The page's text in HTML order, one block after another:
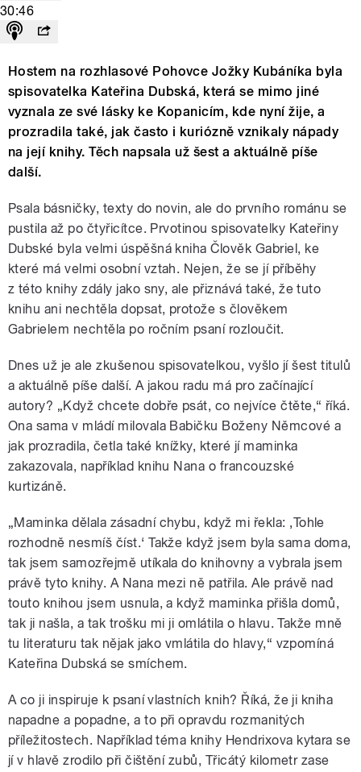
30:46
Hostem na rozhlasové Pohovce Jožky Kubáníka byla
spisovatelka Kateřina Dubská, která se mimo jiné
vyznala ze své lásky ke Kopanicím, kde nyní žije, a
prozradila také, jak často i kuriózně vznikaly nápady
na její knihy. Těch napsala už šest a aktuálně píše
další.
Psala básničky, texty do novin, ale do prvního románu se
pustila až po čtyřicítce. Prvotinou spisovatelky Kateřiny
Dubské byla velmi úspěšná kniha Člověk Gabriel, ke
které má velmi osobní vztah. Nejen, že se jí příběhy
z této knihy zdály jako sny, ale přiznává také, že tuto
knihu ani nechtěla dopsat, protože s člověkem
Gabrielem nechtěla po ročním psaní rozloučit.
Dnes už je ale zkušenou spisovatelkou, vyšlo jí šest titulů
a aktuálně píše další. A jakou radu má pro začínající
autory? „Když chcete dobře psát, co nejvíce čtěte,“ říká.
Ona sama v mládí milovala Babičku Boženy Němcové a
jak prozradila, četla také knížky, které jí maminka
zakazovala, například knihu Nana o francouzské
kurtizáně.
„Maminka dělala zásadní chybu, když mi řekla: ‚Tohle
rozhodně nesmíš číst.‘ Takže když jsem byla sama doma,
tak jsem samozřejmě utíkala do knihovny a vybrala jsem
právě tyto knihy. A Nana mezi ně patřila. Ale právě nad
touto knihou jsem usnula, a když maminka přišla domů,
tak ji našla, a tak trošku mi ji omlátila o hlavu. Takže mně
tu literaturu tak nějak jako vmlátila do hlavy,“ vzpomíná
Kateřina Dubská se smíchem.
A co ji inspiruje k psaní vlastních knih? Říká, že ji kniha
napadne a popadne, a to při opravdu rozmanitých
příležitostech. Například téma knihy Hendrixova kytara se
jí v hlavě zrodilo při čištění zubů, Třicátý kilometr zase